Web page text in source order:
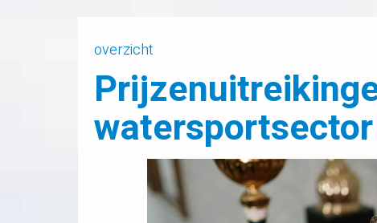
overzicht